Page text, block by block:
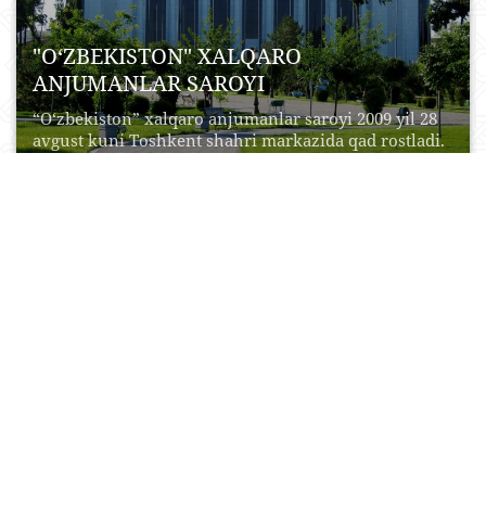
"O‘ZBEKISTON" XALQARO
ANJUMANLAR SAROYI
“O‘zbekiston” xalqaro anjumanlar saroyi 2009 yil 28
avgust kuni Toshkent shahri markazida qad rostladi.